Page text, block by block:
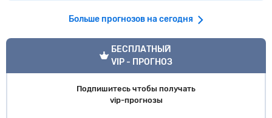
Больше прогнозов на сегодня
VIP прогноз
БЕСПЛАТНЫЙ
VIP - ПРОГНОЗ
Подпишитесь чтобы получать
vip-прогнозы